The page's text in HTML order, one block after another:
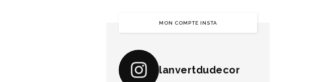
MON COMPTE INSTA
lanvertdudecor